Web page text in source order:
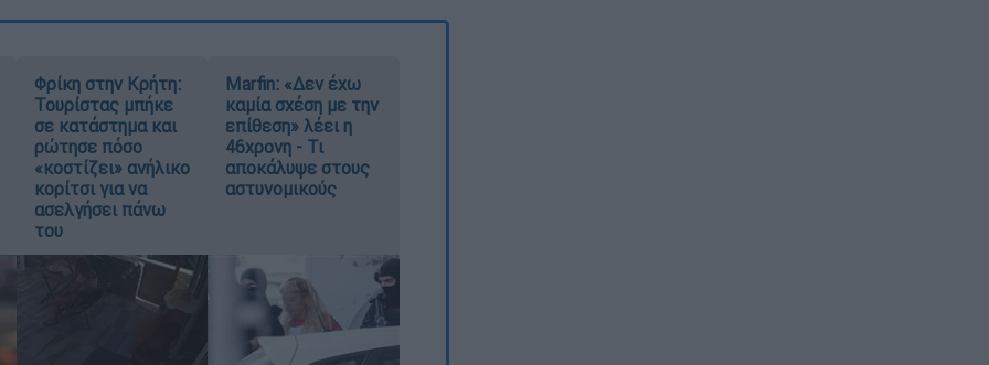
Φρίκη στην Κρήτη:
Τουρίστας μπήκε
σε κατάστημα και
ρώτησε πόσο
«κοστίζει» ανήλικο
κορίτσι για να
ασελγήσει πάνω
του
Marfin: «Δεν έχω
καμία σχέση με την
επίθεση» λέει η
46χρονη - Τι
αποκάλυψε στους
αστυνομικούς